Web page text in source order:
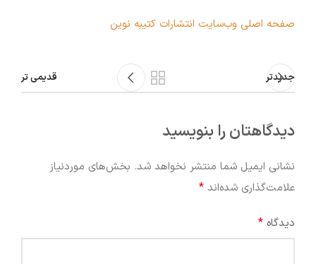
صفحه اصلی وب‌سایت انتشارات کتیبه نوین
جدیدتر قدیمی تر
دیدگاهتان را بنویسید
نشانی ایمیل شما منتشر نخواهد شد. بخش‌های موردنیاز
علامت‌گذاری شده‌اند *
دیدگاه *